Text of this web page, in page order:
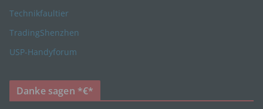
Technikfaultier
TradingShenzhen
USP-Handyforum
Danke sagen *€*
Zwecke und Mittel der Verarbeitung von
personenbezogenen Daten entscheidet. Sind die
Zwecke und Mittel dieser Verarbeitung durch das
Unionsrecht oder das Recht der Mitgliedstaaten
seiner Benennung nach dem Unionsrecht oder
dem Recht der Mitgliedstaaten vorgesehen